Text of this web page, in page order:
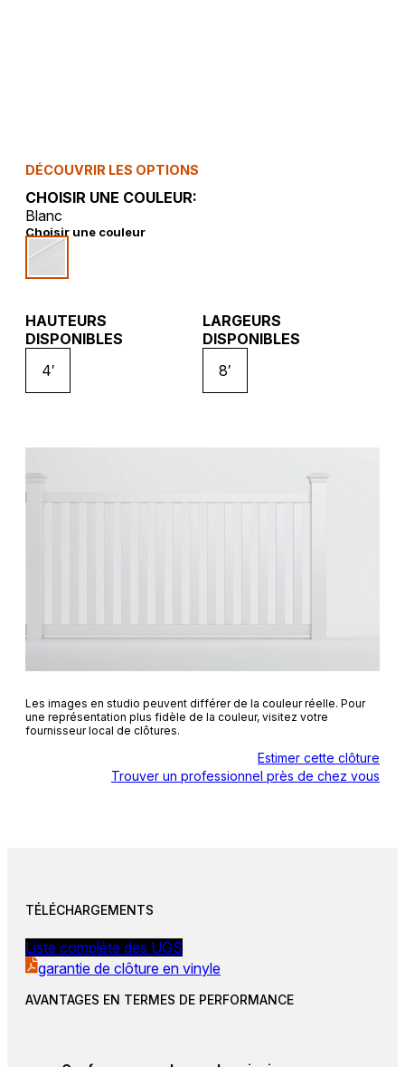
DÉCOUVRIR LES OPTIONS
CHOISIR UNE COULEUR:
Blanc
Choisir une couleur
HAUTEURS
DISPONIBLES
4′
LARGEURS
DISPONIBLES
8′
Les images en studio peuvent différer de la couleur réelle. Pour
une représentation plus fidèle de la couleur, visitez votre
fournisseur local de clôtures.
Estimer cette clôture
Trouver un professionnel près de chez vous
TÉLÉCHARGEMENTS
Liste complète des UGS
garantie de clôture en vinyle
AVANTAGES EN TERMES DE PERFORMANCE